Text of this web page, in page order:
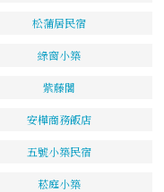
松蒲居民宿
綠窗小築
紫藤閣
安樺商務飯店
五號小築民宿
菘庭小築